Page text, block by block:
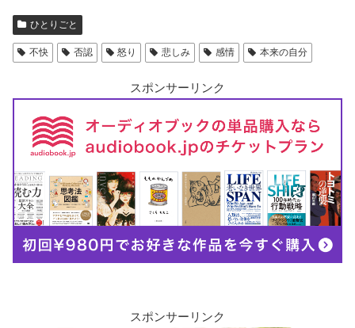
ひとりごと
不快 否認 怒り 悲しみ 感情 本来の自分
スポンサーリンク
スポンサーリンク